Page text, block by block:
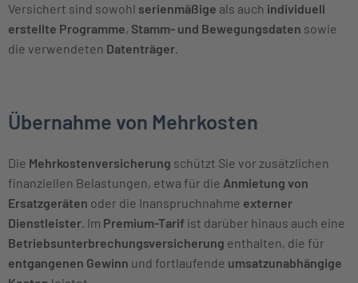
Versichert sind sowohl serienmäßige als auch individuell
erstellte Programme, Stamm- und Bewegungsdaten sowie
die verwendeten Datenträger.
Übernahme von Mehrkosten
Die Mehrkostenversicherung schützt Sie vor zusätzlichen
finanziellen Belastungen, etwa für die Anmietung von
Ersatzgeräten oder die Inanspruchnahme externer
Dienstleister. Im Premium-Tarif ist darüber hinaus auch eine
Betriebsunterbrechungsversicherung enthalten, die für
entgangenen Gewinn und fortlaufende umsatzunabhängige